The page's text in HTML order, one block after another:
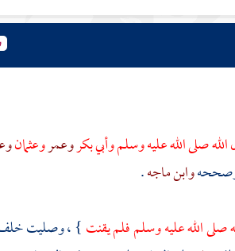
صلى الله عليه وسلموأبي بكروعمروعثمان
وابن ماجه.
الله عليه وسلم فلم يقنت} ، وصليت